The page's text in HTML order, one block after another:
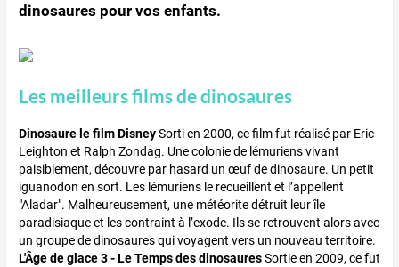
dinosaures pour vos enfants.
Les meilleurs films de dinosaures
Dinosaure le film DisneySorti en 2000, ce film fut réalisé par Eric
Leighton et Ralph Zondag. Une colonie de lémuriens vivant
paisiblement, découvre par hasard un œuf de dinosaure. Un petit
iguanodon en sort. Les lémuriens le recueillent et l’appellent
"Aladar". Malheureusement, une météorite détruit leur île
paradisiaque et les contraint à l’exode. Ils se retrouvent alors avec
un groupe de dinosaures qui voyagent vers un nouveau territoire.
L'Âge de glace 3 - Le Temps des dinosauresSortie en 2009, ce fut